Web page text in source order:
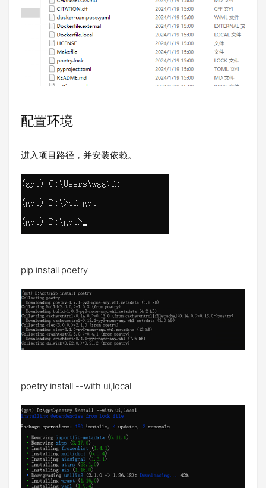
配置环境
进入项目路径，并安装依赖。
pip install poetry
poetry install --with ui,local